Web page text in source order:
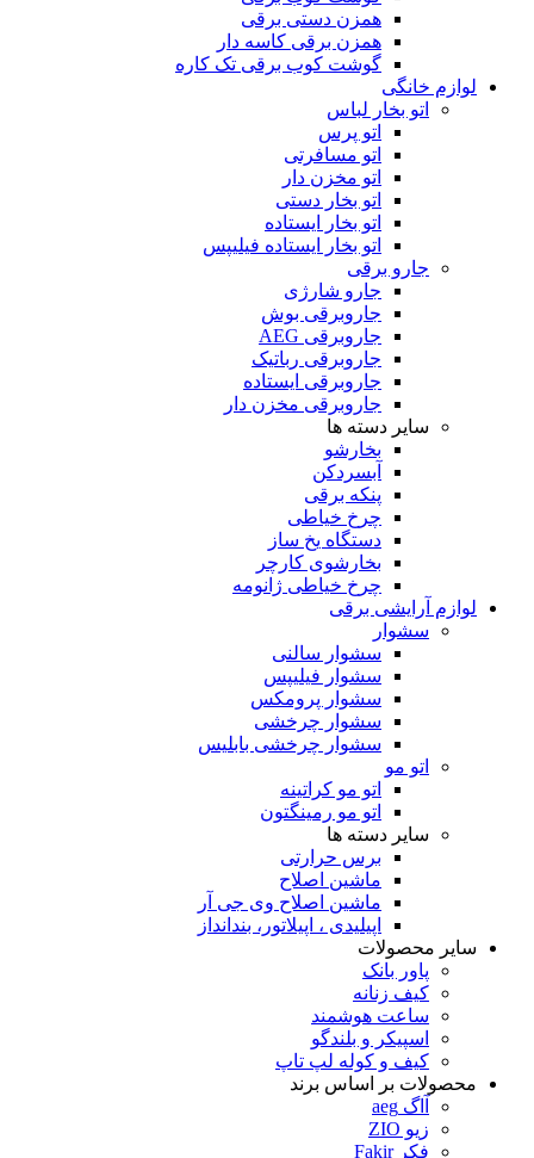
همزن دستی برقی
همزن برقی کاسه دار
گوشت کوب برقی تک کاره
لوازم خانگی
اتو بخار لباس
اتو پرس
اتو مسافرتی
اتو مخزن دار
اتو بخار دستی
اتو بخار ایستاده
اتو بخار ایستاده فیلیپس
جارو برقی
جارو شارژی
جاروبرقی بوش
جاروبرقی AEG
جاروبرقی رباتیک
جاروبرقی ایستاده
جاروبرقی مخزن دار
سایر دسته ها
بخارشو
آبسردکن
پنکه برقی
چرخ خیاطی
دستگاه یخ ساز
بخارشوی کارچر
چرخ خیاطی ژانومه
لوازم آرایشی برقی
سشوار
سشوار سالنی
سشوار فیلیپس
سشوار پرومکس
سشوار چرخشی
سشوار چرخشی بابلیس
اتو مو
اتو مو کراتینه
اتو مو رمینگتون
سایر دسته ها
برس حرارتی
ماشین اصلاح
ماشین اصلاح وی جی آر
اپیلیدی ، اپیلاتور، بندانداز
سایر محصولات
پاور بانک
کیف زنانه
ساعت هوشمند
اسپیکر و بلندگو
کیف و کوله لپ تاپ
محصولات بر اساس برند
آاگ aeg
زیو ZIO
فکر Fakir